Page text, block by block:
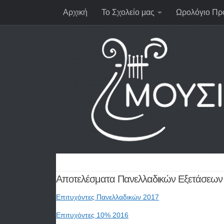
Αρχική Το Σχολείο μας Ωρολόγιο
Αποτελέσματα Πανελλαδικών
Επιτυχόντες Πανελλαδικών 2017
Επιτυχόντες 10% 2016